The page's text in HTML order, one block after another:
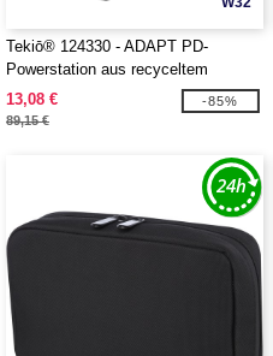
Tekiō® 124330 - ADAPT PD-
Powerstation aus recyceltem
Kunststoff, 72W
13,08 €
89,15 €
-85%